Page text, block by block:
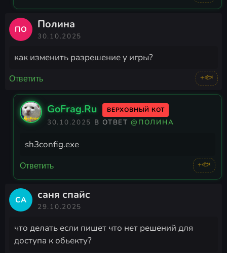
ПО Полина
30.10.2025
как изменить разрешение у игры?
Ответить +🐟
GoFrag.Ru ВЕРХОВНЫЙ КОТ
30.10.2025 В ОТВЕТ@ПОЛИНА
sh3config.exe
Ответить +🐟
СА саня спайс
29.10.2025
что делать если пишет что нет решений для
доступа к обьекту?